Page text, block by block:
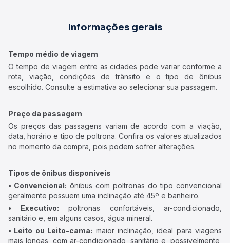
Informações gerais
Tempo médio de viagem
O tempo de viagem entre as cidades pode variar conforme a
rota, viação, condições de trânsito e o tipo de ônibus
escolhido. Consulte a estimativa ao selecionar sua passagem.
Preço da passagem
Os preços das passagens variam de acordo com a viação,
data, horário e tipo de poltrona. Confira os valores atualizados
no momento da compra, pois podem sofrer alterações.
Tipos de ônibus disponíveis
• Convencional: ônibus com poltronas do tipo convencional
geralmente possuem uma inclinação até 45º e banheiro.
• Executivo: poltronas confortáveis, ar-condicionado,
sanitário e, em alguns casos, água mineral.
• Leito ou Leito-cama: maior inclinação, ideal para viagens
mais longas, com ar-condicionado, sanitário e, possivelmente,